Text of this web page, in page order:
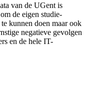
van de UGent is
de eigen studie-
kunnen doen maar ook
negatieve gevolgen
en de hele IT-